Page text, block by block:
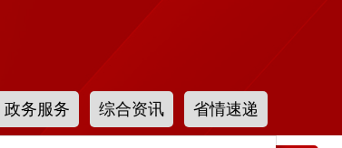
政务服务 综合资讯 省情速递